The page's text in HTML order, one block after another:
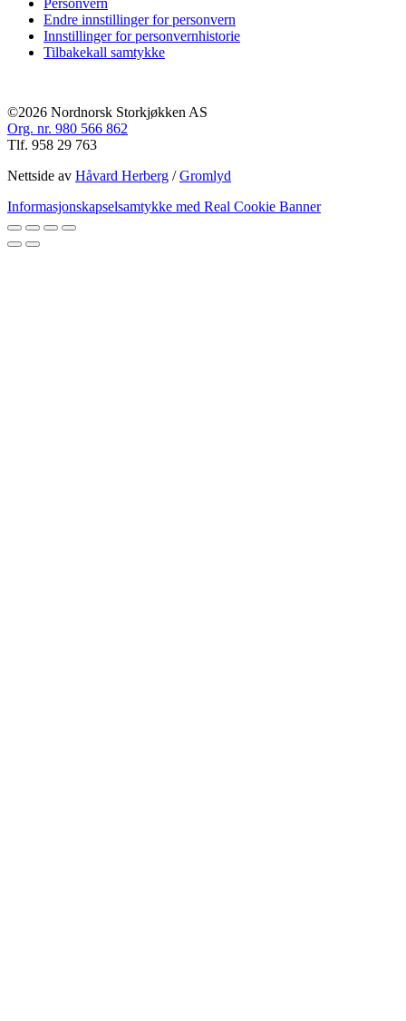
Endre innstillinger for personvern
Innstillinger for personvernhistorie
Tilbakekall samtykke
©2026 Nordnorsk Storkjøkken AS
Org. nr. 980 566 862
Tlf. 958 29 763
Nettside av Håvard Herberg /Gromlyd
Informasjonskapselsamtykke med Real Cookie Banner